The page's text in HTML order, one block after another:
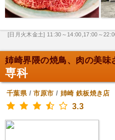
[日月火木金土] 11:30～14:00,17:00～
姉崎界隈の焼鳥、肉の美味
専科
千葉県/市原市 / 姉崎 鉄板焼き店
3.3